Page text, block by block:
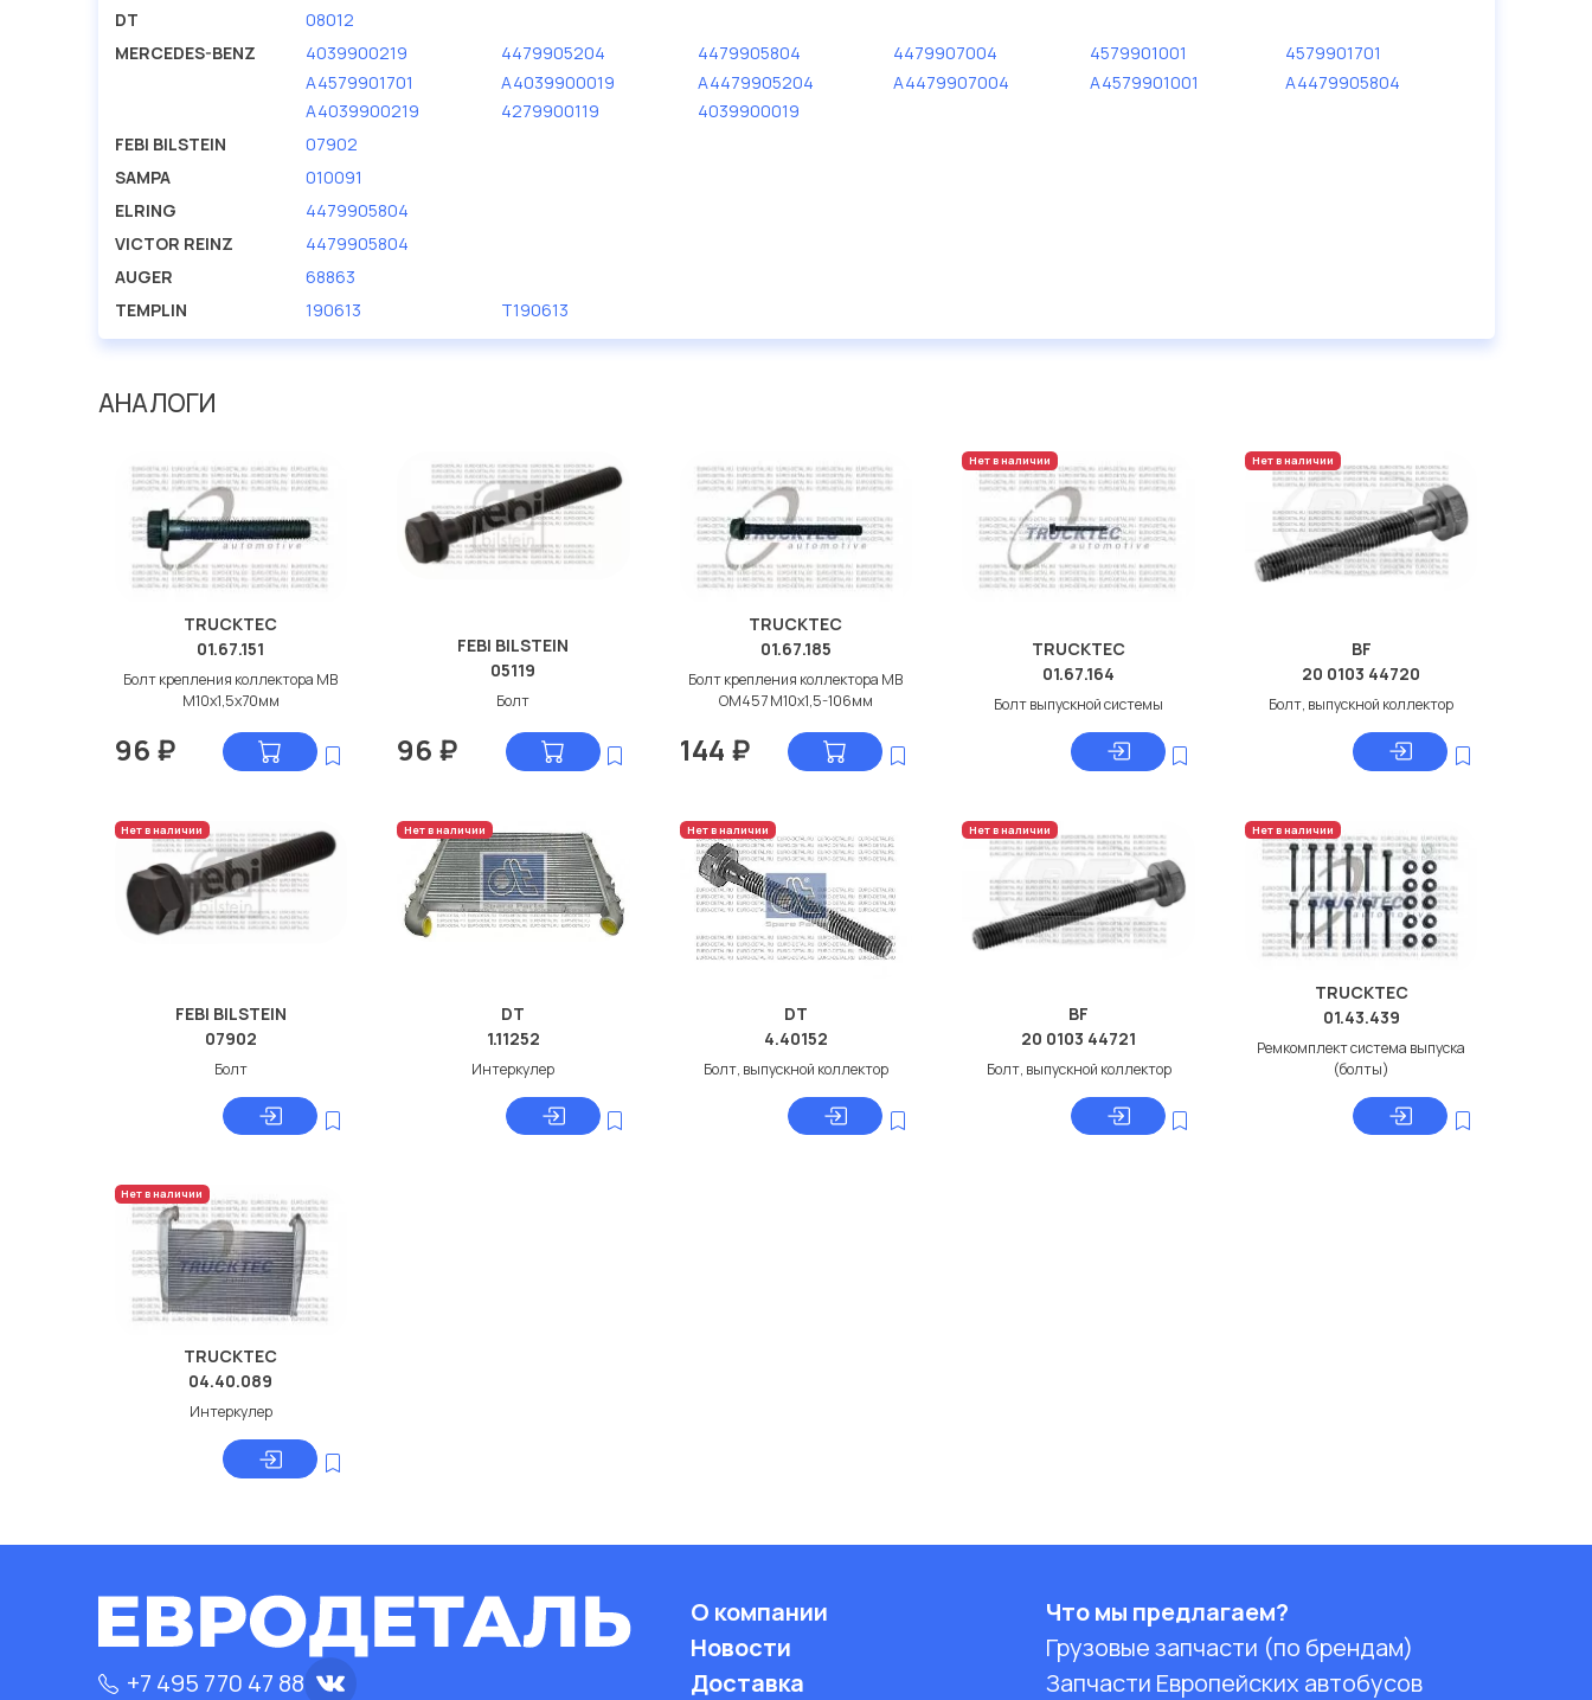
DT
08012
MERCEDES-BENZ
4039900219 4479905204 4479905804 4479907004 4579901001
4579901701
A4579901701
A4039900019 A4479905204 A4479907004 A4579901001
A4479905804
A4039900219
4279900119
4039900019
FEBI BILSTEIN
07902
SAMPA
010091
ELRING
4479905804
VICTOR REINZ
4479905804
AUGER
68863
TEMPLIN
190613 T190613
АНАЛОГИ
TRUCKTEC
01.67.151
Болт крепления коллектора МВ
М10x1,5x70мм
96 ₽
FEBI BILSTEIN
05119
Болт
96 ₽
TRUCKTEC
01.67.185
Болт крепления коллектора МВ
ОМ457 М10x1,5-106мм
144 ₽
Нет в наличии
TRUCKTEC
01.67.164
Болт выпускной системы
Нет в наличии
BF
20 0103 44720
Болт, выпускной коллектор
Нет в наличии
FEBI BILSTEIN
07902
Болт
Нет в наличии
DT
1.11252
Интеркулер
Нет в наличии
DT
4.40152
Болт, выпускной коллектор
Нет в наличии
BF
20 0103 44721
Болт, выпускной коллектор
Нет в наличии
TRUCKTEC
01.43.439
Ремкомплект система выпуска
(болты)
Нет в наличии
TRUCKTEC
04.40.089
Интеркулер
+7 495 770 47 88
О компании
Новости
Доставка
Что мы предлагаем?
Грузовые запчасти (по брендам)
Запчасти Европейских автобусов